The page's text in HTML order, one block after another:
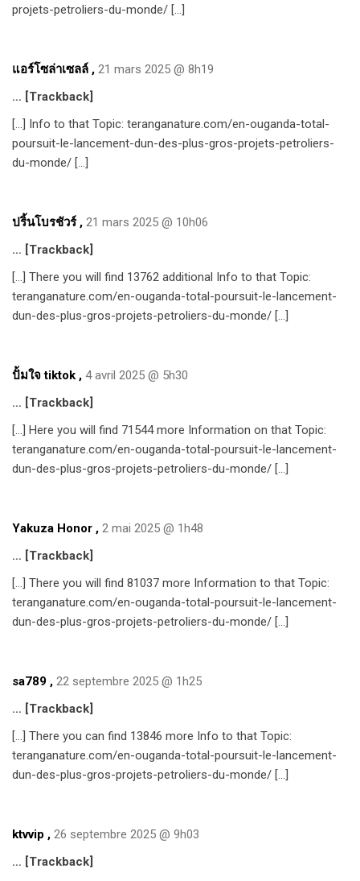
projets-petroliers-du-monde/ […]
แอร์โซล่าเซลล์ , 21 mars 2025 @ 8h19
… [Trackback]
[…] Info to that Topic: teranganature.com/en-ouganda-total-
poursuit-le-lancement-dun-des-plus-gros-projets-petroliers-
du-monde/ […]
ปริ้นโบรชัวร์, 21 mars 2025 @ 10h06
… [Trackback]
[…] There you will find 13762 additional Info to that Topic:
teranganature.com/en-ouganda-total-poursuit-le-lancement-
dun-des-plus-gros-projets-petroliers-du-monde/ […]
ปั้มใจ tiktok , 4 avril 2025 @ 5h30
… [Trackback]
[…] Here you will find 71544 more Information on that Topic:
teranganature.com/en-ouganda-total-poursuit-le-lancement-
dun-des-plus-gros-projets-petroliers-du-monde/ […]
Yakuza Honor , 2 mai 2025 @ 1h48
… [Trackback]
[…] There you will find 81037 more Information to that Topic:
teranganature.com/en-ouganda-total-poursuit-le-lancement-
dun-des-plus-gros-projets-petroliers-du-monde/ […]
sa789 , 22 septembre 2025 @ 1h25
… [Trackback]
[…] There you can find 13846 more Info to that Topic:
teranganature.com/en-ouganda-total-poursuit-le-lancement-
dun-des-plus-gros-projets-petroliers-du-monde/ […]
ktvvip , 26 septembre 2025 @ 9h03
… [Trackback]